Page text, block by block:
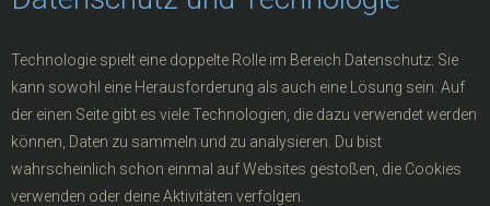
Technologie spielt eine doppelte Rolle im Bereich Datenschutz: Sie
kann sowohl eine Herausforderung als auch eine Lösung sein. Auf
der einen Seite gibt es viele Technologien, die dazu verwendet werden
können, Daten zu sammeln und zu analysieren. Du bist
wahrscheinlich schon einmal auf Websites gestoßen, die Cookies
verwenden oder deine Aktivitäten verfolgen.